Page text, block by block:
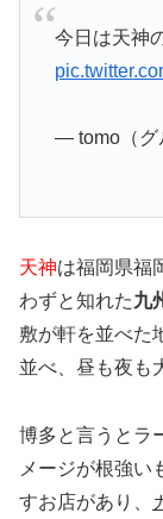
今日は天神
— tomo（グ
天神は福岡県福
わずと知れた九
敷が軒を並べた
並べ、昼も夜も
博多と言うとラ
メージが根強い
すお店があり、